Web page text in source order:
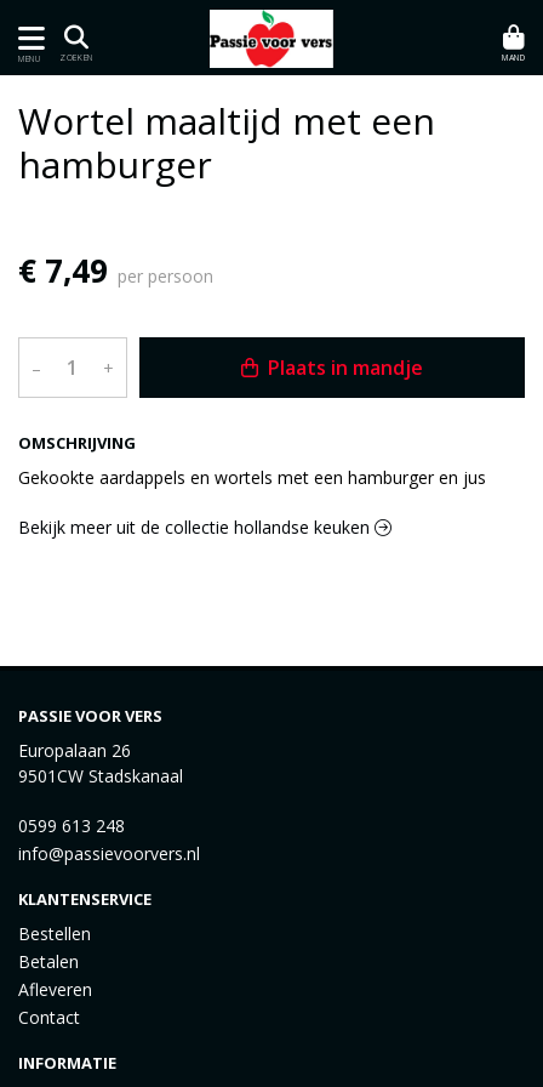
MENU ZOEKEN MAND
OMSCHRIJVING
Gekookte aardappels en wortels met een hamburger en jus
Wortel maaltijd met een
hamburger
€ 7,49 per persoon
– + Plaats in mandje
Bekijk meer uit de collectie hollandse keuken
PASSIE VOOR VERS
Europalaan 26
9501CW Stadskanaal
0599 613 248
info@passievoorvers.nl
KLANTENSERVICE
Bestellen
Betalen
Afleveren
Contact
INFORMATIE